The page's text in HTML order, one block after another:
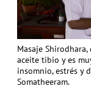
Masaje
aceite tibio y es
insomnio, estrés y
Somatheeram.